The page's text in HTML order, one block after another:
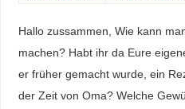
Hallo zussammen, Wie kann
machen? Habt ihr da Eure
er früher gemacht wurde, ein
der Zeit von Oma? Welche